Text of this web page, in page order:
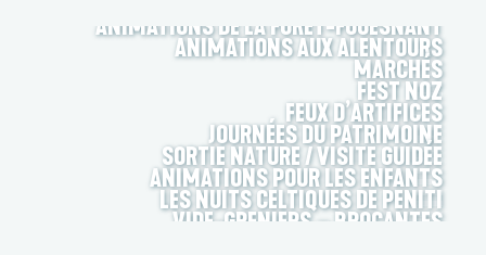
ANIMATIONS DE LA FORÊT-FOUESNANT
ANIMATIONS AUX ALENTOURS
MARCHÉS
FEST NOZ
FEUX D’ARTIFICES
JOURNÉES DU PATRIMOINE
SORTIE NATURE / VISITE GUIDÉE
ANIMATIONS POUR LES ENFANTS
LES NUITS CELTIQUES DE PENITI
VIDE-GRENIERS – BROCANTES